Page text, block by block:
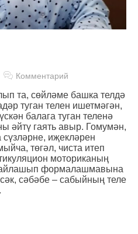
Комментарий
та, сөйләме башка телдә
туган телен ишетмәгән,
балага туган теленә
әйтү гаять авыр. Гомумән,
сүзләрне, иҗекләрен
төгәл, чиста итеп
моториканың
формалашмавына
сәбәбе – сабыйның теле